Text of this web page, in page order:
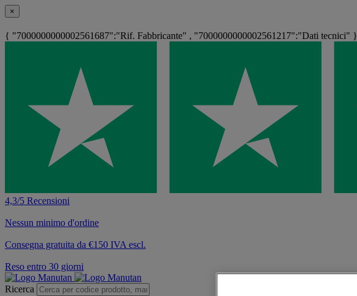
×
{ "7000000000002561687":"Rif. Fabbricante" , "7000000000002561217":"Dati tecnici" }
4,3/5 Recensioni
Nessun minimo d'ordine
Consegna gratuita da €150 IVA escl.
Reso entro 30 giorni
Ricerca